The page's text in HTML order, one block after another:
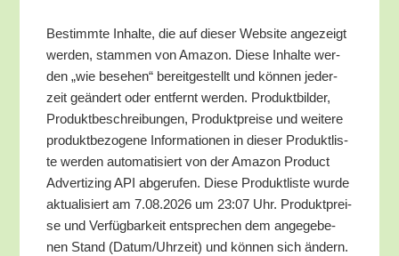
Bestimm­te Inhal­te, die auf die­ser Web­site ange­zeigt
wer­den, stam­men von Ama­zon. Die­se Inhal­te wer­
den „wie bese­hen“ bereit­ge­stellt und kön­nen jeder­
zeit geän­dert oder ent­fernt wer­den. Pro­dukt­bil­der,
Pro­dukt­be­schrei­bun­gen, Pro­dukt­prei­se und wei­te­re
pro­dukt­be­zo­ge­ne Infor­ma­tio­nen in die­ser Pro­dukt­lis­
te wer­den auto­ma­ti­siert von der Ama­zon Pro­duct
Adver­tiz­ing API abge­ru­fen. Die­se Pro­dukt­lis­te wur­de
aktua­li­siert am 7.08.2026 um 23:07 Uhr. Pro­dukt­prei­
se und Ver­füg­bar­keit ent­spre­chen dem ange­ge­be­
nen Stand (Datum/​Uhrzeit) und kön­nen sich ändern.